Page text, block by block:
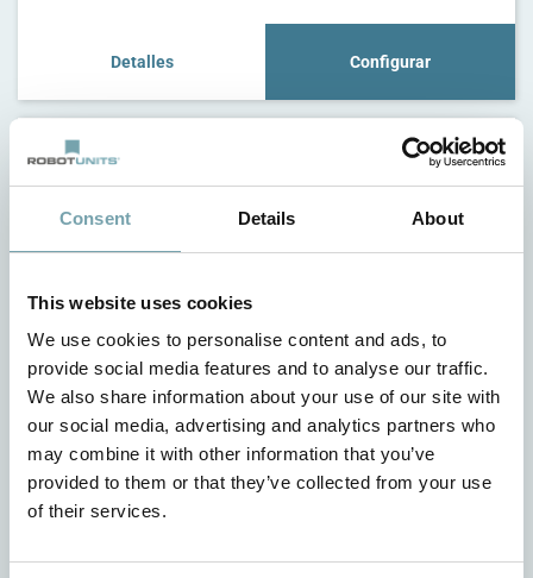
Consent Details About
This website uses cookies
We use cookies to personalise content and ads, to
provide social media features and to analyse our traffic.
We also share information about your use of our site with
our social media, advertising and analytics partners who
may combine it with other information that you’ve
provided to them or that they’ve collected from your use
of their services.
Detalles Configurar
Subestructura para C4T